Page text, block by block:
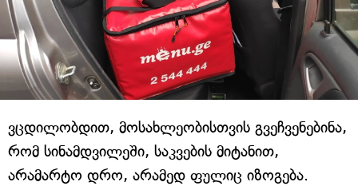
ვცდილობდით, მოსახლეობისთვის გვეჩვენებინა,
რომ სინამდვილეში, საკვების მიტანით,
არამარტო დრო, არამედ ფულიც იზოგება.